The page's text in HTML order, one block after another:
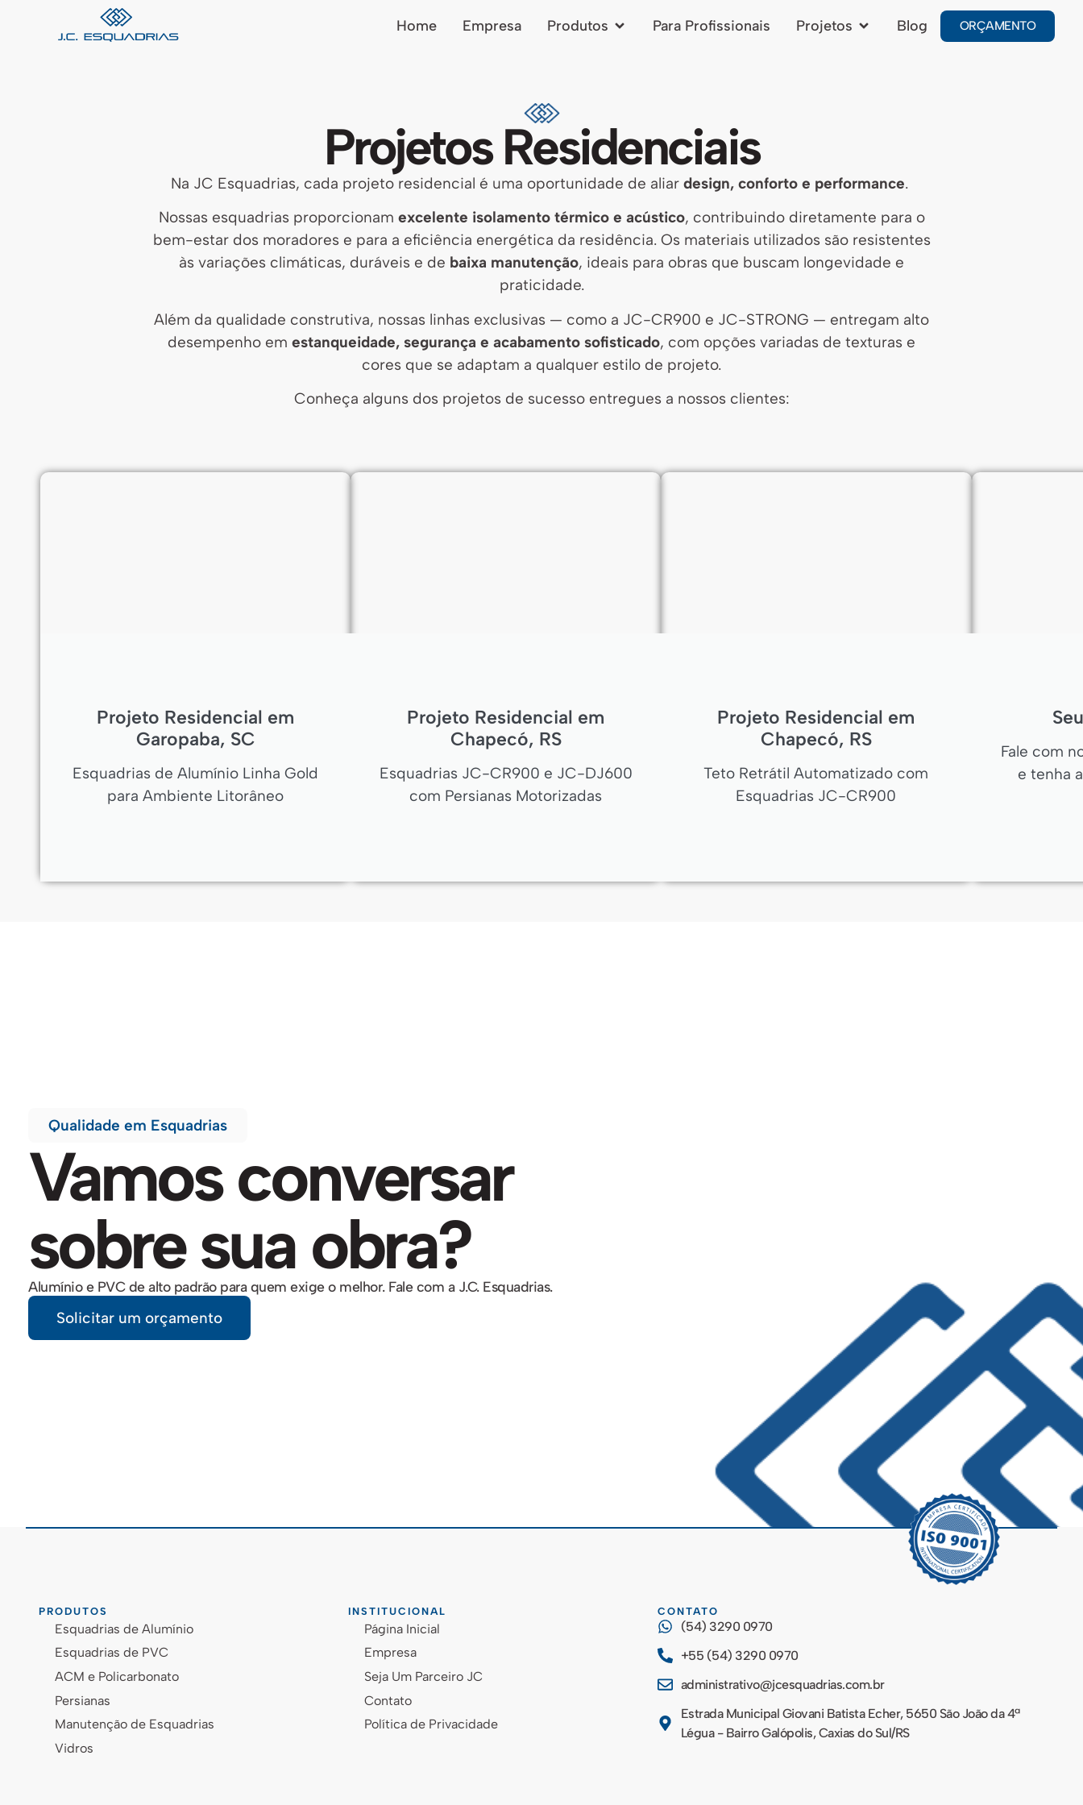
Home Empresa Produtos Para Profissionais Projetos Blog ORÇAMENTO
Projetos Residenciais
Na JC Esquadrias, cada projeto residencial é uma oportunidade de aliar design, conforto e performance.
Nossas esquadrias proporcionam excelente isolamento térmico e acústico, contribuindo diretamente para o
bem-estar dos moradores e para a eficiência energética da residência. Os materiais utilizados são resistentes
às variações climáticas, duráveis e de baixa manutenção, ideais para obras que buscam longevidade e
praticidade.
Além da qualidade construtiva, nossas linhas exclusivas — como a JC-CR900 e JC-STRONG — entregam alto
desempenho em estanqueidade, segurança e acabamento sofisticado, com opções variadas de texturas e
cores que se adaptam a qualquer estilo de projeto.
Conheça alguns dos projetos de sucesso entregues a nossos clientes:
Projeto Residencial em
Garopaba, SC
Esquadrias de Alumínio Linha Gold
para Ambiente Litorâneo
Projeto Residencial em
Chapecó, RS
Esquadrias JC-CR900 e JC-DJ600
com Persianas Motorizadas
Projeto Residencial em
Chapecó, RS
Teto Retrátil Automatizado com
Esquadrias JC-CR900
Fale com
e tenha
Qualidade em Esquadrias
Vamos conversar
sobre sua obra?
Alumínio e PVC de alto padrão para quem exige o melhor. Fale com a J.C. Esquadrias.
Solicitar um orçamento
PRODUTOS
Esquadrias de Alumínio
Esquadrias de PVC
ACM e Policarbonato
Persianas
Manutenção de Esquadrias
Vidros
INSTITUCIONAL
Página Inicial
Empresa
Seja Um Parceiro JC
Contato
Política de Privacidade
CONTATO
(54) 3290 0970
+55 (54) 3290 0970
administrativo@jcesquadrias.com.br
Estrada Municipal Giovani Batista Echer, 5650 São João da 4ª
Légua - Bairro Galópolis, Caxias do Sul/RS